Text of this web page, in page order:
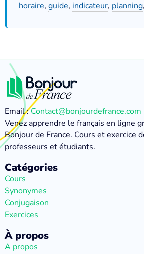
horaire, guide, indicateur, planning,
Email :Contact@bonjourdefrance.com
Venez apprendre le français en ligne
Bonjour de France. Cours et exercice
professeurs et étudiants.
Catégories
Cours
Synonymes
Conjugaison
Exercices
À propos
A propos